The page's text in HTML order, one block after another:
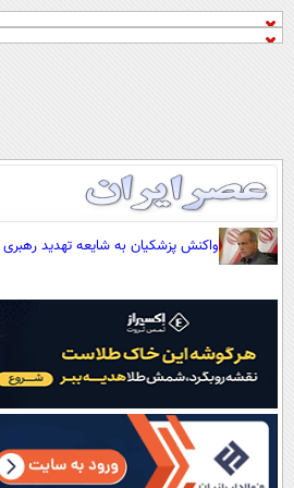
صفحه اول
آرشیو
نظرسنجی
آب و هوا
اوقات شرعی
سواد زندگی
واکنش پزشکیان به شایعه تهدید